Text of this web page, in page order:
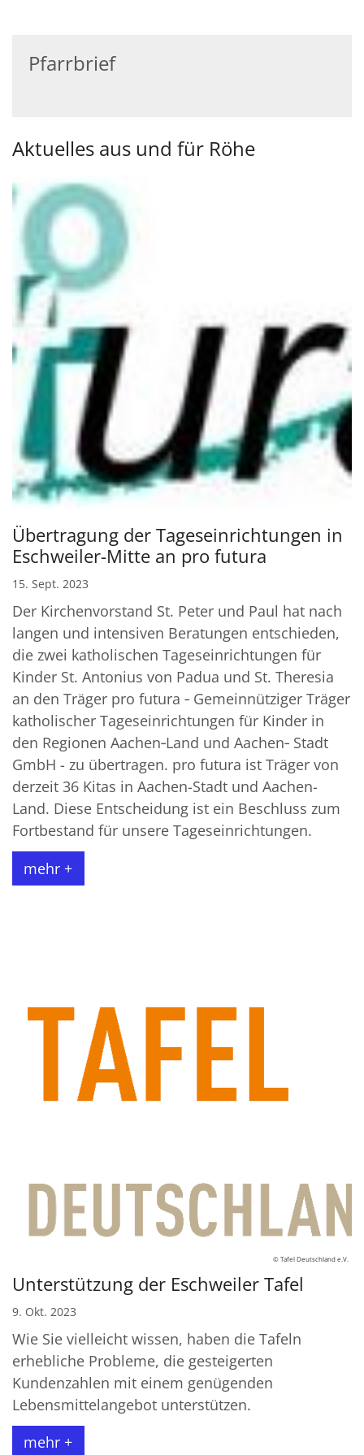
Pfarrbrief
Aktuelles aus und für Röhe
Übertragung der Tageseinrichtungen in
Eschweiler-Mitte an pro futura
15. Sept. 2023
Der Kirchenvorstand St. Peter und Paul hat nach
langen und intensiven Beratungen entschieden,
die zwei katholischen Tageseinrichtungen für
Kinder St. Antonius von Padua und St. Theresia
an den Träger pro futura ‐ Gemeinnütziger Träger
katholischer Tageseinrichtungen für Kinder in
den Regionen Aachen‐Land und Aachen‐ Stadt
GmbH - zu übertragen. pro futura ist Träger von
derzeit 36 Kitas in Aachen-Stadt und Aachen-
Land. Diese Entscheidung ist ein Beschluss zum
Fortbestand für unsere Tageseinrichtungen.
mehr +
© Tafel Deutschland e.V.
Unterstützung der Eschweiler Tafel
9. Okt. 2023
Wie Sie vielleicht wissen, haben die Tafeln
erhebliche Probleme, die gesteigerten
Kundenzahlen mit einem genügenden
Lebensmittelangebot unterstützen.
mehr +